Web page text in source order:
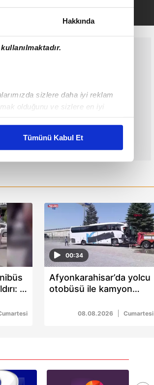
Hakkında
sizlere daha iyi reklam
olduğunu ve sizlere en iyi
çerezler kullanılmaktadır. Bu
hizmetlerinin sunulması
kullanılacaktır.
ilişkin detaylı bilgi için Ayarlar
Tümünü Kabul Et
1
00:34
Afyonkarahisar’da yolcu
otobüsü ile kamyon
08.08.2026 Cumartesi